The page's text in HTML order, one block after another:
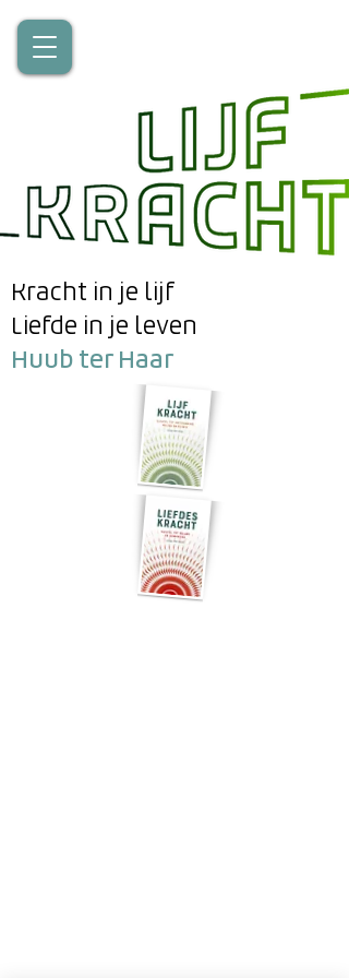
Kracht in je lijf
Liefde in je leven
Huub ter Haar